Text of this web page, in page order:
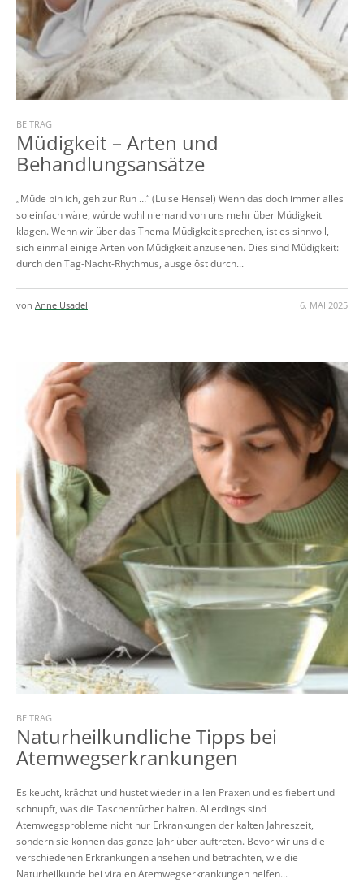
BEITRAG
Müdigkeit – Arten und
Behandlungsansätze
„Müde bin ich, geh zur Ruh …“ (Luise Hensel) Wenn das doch immer alles
so einfach wäre, würde wohl niemand von uns mehr über Müdigkeit
klagen. Wenn wir über das Thema Müdigkeit sprechen, ist es sinnvoll,
sich einmal einige Arten von Müdigkeit anzusehen. Dies sind Müdigkeit:
durch den Tag-Nacht-Rhythmus, ausgelöst durch...
6. MAI 2025
von Anne Usadel
BEITRAG
Naturheilkundliche Tipps bei
Atemwegserkrankungen
Es keucht, krächzt und hustet wieder in allen Praxen und es fiebert und
schnupft, was die Taschentücher halten. Allerdings sind
Atemwegsprobleme nicht nur Erkrankungen der kalten Jahreszeit,
sondern sie können das ganze Jahr über auftreten. Bevor wir uns die
verschiedenen Erkrankungen ansehen und betrachten, wie die
Naturheilkunde bei viralen Atemwegserkrankungen helfen...